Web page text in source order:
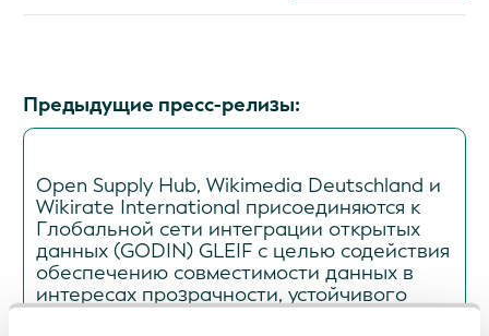
Предыдущие пресс-релизы:
Open Supply Hub, Wikimedia Deutschland и
Wikirate International присоединяются к
Глобальной сети интеграции открытых
данных (GODIN) GLEIF с целью содействия
обеспечению совместимости данных в
интересах прозрачности, устойчивого
развития и цифрового доверия